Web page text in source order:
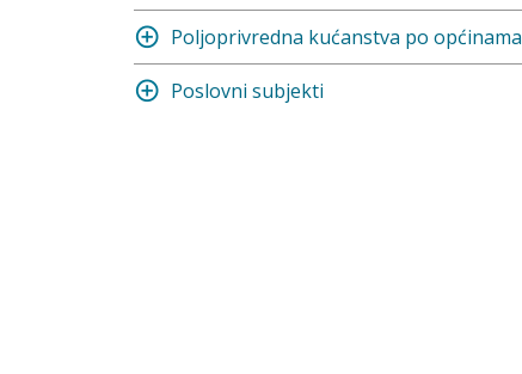
Poljoprivredna kućanstva po općinama
Poslovni subjekti